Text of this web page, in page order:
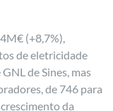
(+8,7%),
de eletricidade
de Sines, mas
de 746 para
da